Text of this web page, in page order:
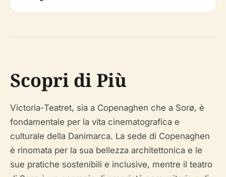
Scopri di Più
Victoria-Teatret, sia a Copenaghen che a Sorø, è
fondamentale per la vita cinematografica e
culturale della Danimarca. La sede di Copenaghen
è rinomata per la sua bellezza architettonica e le
sue pratiche sostenibili e inclusive, mentre il teatro